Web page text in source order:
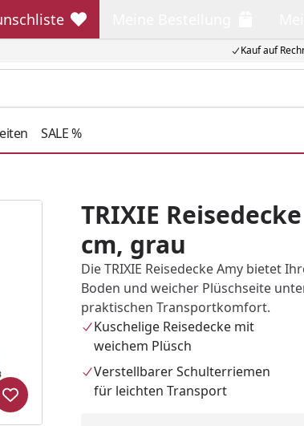
Kauf auf
SALE %
Produkt zur Wunschliste hinzufügen
TRIXIE
cm, grau
Die TRIXIE Reisedecke Amy bietet
Boden und weicher Plüschseite
praktischen Transportkomfort.
Kuschelige Reisedecke mit
weichem Plüsch
Verstellbarer Schulterriemen
für leichten Transport